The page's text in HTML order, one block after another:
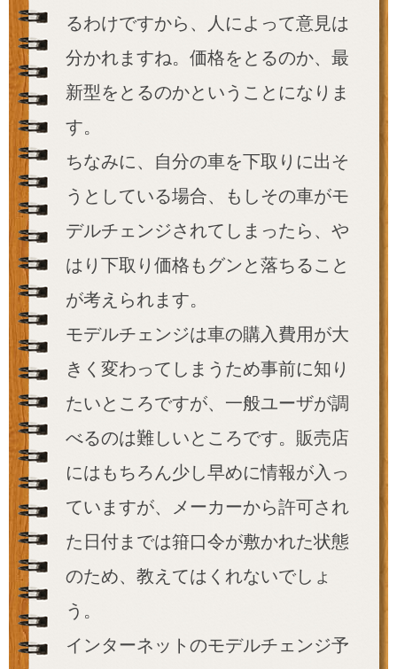
るわけですから、人によって意見は
分かれますね。価格をとるのか、最
新型をとるのかということになりま
す。
ちなみに、自分の車を下取りに出そ
うとしている場合、もしその車がモ
デルチェンジされてしまったら、や
はり下取り価格もグンと落ちること
が考えられます。
モデルチェンジは車の購入費用が大
きく変わってしまうため事前に知り
たいところですが、一般ユーザが調
べるのは難しいところです。販売店
にはもちろん少し早めに情報が入っ
ていますが、メーカーから許可され
た日付までは箝口令が敷かれた状態
のため、教えてはくれないでしょ
う。
インターネットのモデルチェンジ予